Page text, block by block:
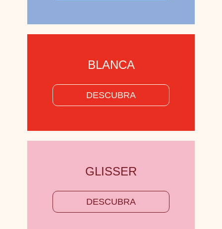
BLANCA
DESCUBRA
GLISSER
DESCUBRA